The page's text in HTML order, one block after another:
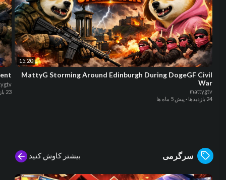
23 بازدیدها
15:20
MattyG Storming Around Edinburgh During DogeGF Civil
War
mattygtv
24 بازدیدها
· پیش 5 ماه ها
سرگرمی بیشتر کاوش کنید